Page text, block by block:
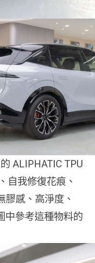
ALIPHATIC TPU
自我修復花痕、
感、高淨度、
中參考這種物料的